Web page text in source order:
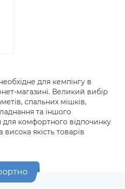
для кемпінгу в
магазині. Великий вибір
спальних мішків,
та іншого
комфортного відпочинку
висока якість товарів